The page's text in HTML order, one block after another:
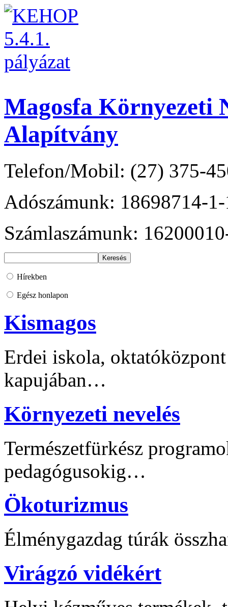
Magosfa Környezeti
Alapítvány
Telefon/Mobil: (27) 375-
Adószámunk: 18698714-
Számlaszámunk:
Hírekben
Egész honlapon
Kismagos
Erdei iskola,
kapujában…
Környezeti nevelés
Természetfürkész
pedagógusokig…
Ökoturizmus
Élménygazdag túrák
Virágzó vidékért